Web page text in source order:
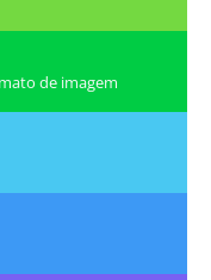
de imagem